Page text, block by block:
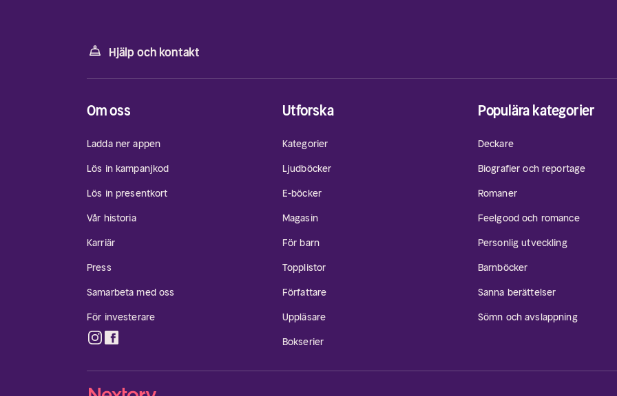
Hjälp och kontakt
Om oss
Ladda ner appen
Lös in kampanjkod
Lös in presentkort
Vår historia
Karriär
Press
Samarbeta med oss
För investerare
Utforska
Kategorier
Ljudböcker
E-böcker
Magasin
För barn
Topplistor
Författare
Uppläsare
Bokserier
Populära kategorier
Deckare
Biografier och reportage
Romaner
Feelgood och romance
Personlig utveckling
Barnböcker
Sanna berättelser
Sömn och avslappning